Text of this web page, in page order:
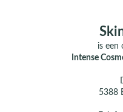
is een
Intense
5388